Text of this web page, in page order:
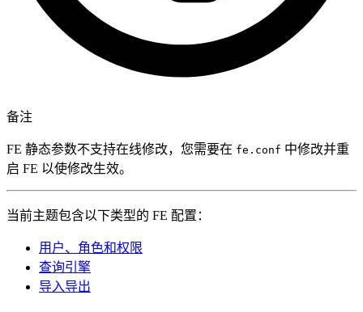
备注
FE 静态参数不支持在线修改，您需要在 fe.conf 中修改并重
启 FE 以使修改生效。
当前主题包含以下类型的 FE 配置：
用户、角色和权限
查询引擎
导入导出